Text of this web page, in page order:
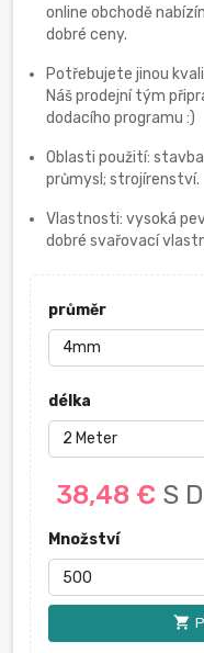
online obchodě
dobré ceny.
Potřebujete jinou
Náš prodejní tým
dodacího programu :)
Oblasti použití:
průmysl; strojírenství.
Vlastnosti: vysoká
dobré svařovací
průměr
délka
38,48 € S
Množství
shopping_cart